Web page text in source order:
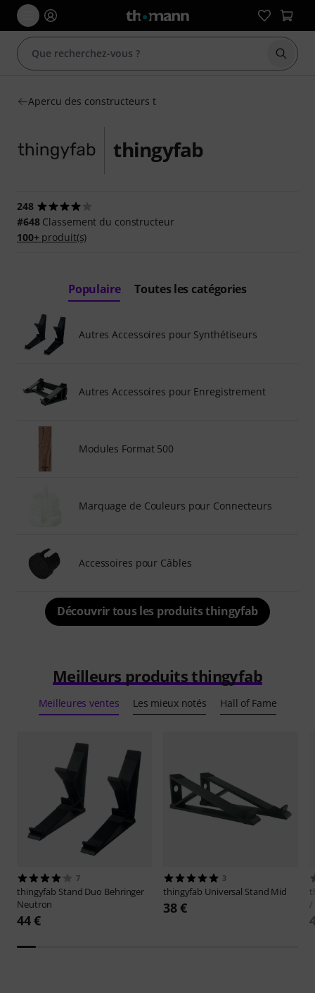
Apercu des constructeurs t
thingyfab
248
#648Classement du constructeur
100+produit(s)
Populaire Toutes les catégories
Autres Accessoires pour Synthétiseurs
Autres Accessoires pour Enregistrement
Modules Format 500
Marquage de Couleurs pour Connecteurs
Accessoires pour Câbles
Découvrir tous les produits thingyfab
Meilleurs produits thingyfab
Meilleures ventes Les mieux notés Hall of Fame
7
thingyfab Stand Duo Behringer
Neutron
44 €
3
thingyfab Universal Stand Mid
38 €
/